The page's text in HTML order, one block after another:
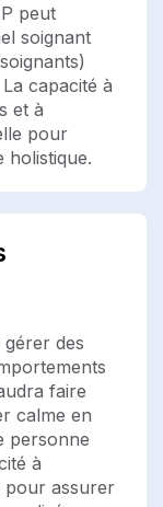
peut
soignant
capacité à
et à
pour
holistique.
des
faire
calme en
personne
à
pour assurer